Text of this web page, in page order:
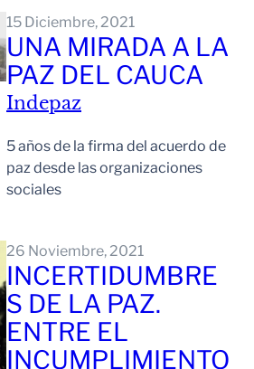
15 Diciembre, 2021
UNA MIRADA A LA
PAZ DEL CAUCA
Indepaz
5 años de la firma del acuerdo de
paz desde las organizaciones
sociales
26 Noviembre, 2021
INCERTIDUMBRE
S DE LA PAZ.
ENTRE EL
INCUMPLIMIENTO